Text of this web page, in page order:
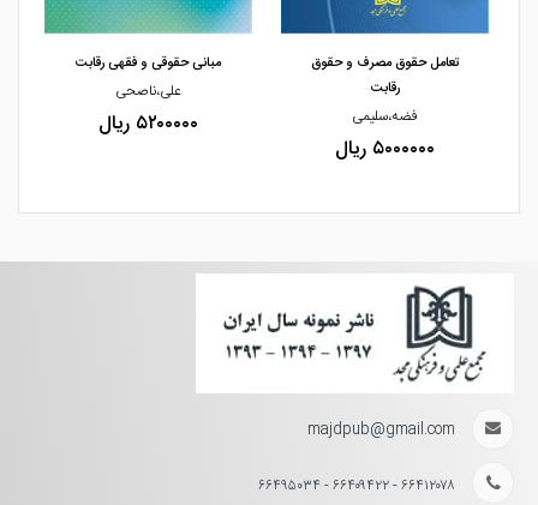
مشاهده و خرید مشاهده و خرید
تعامل حقوق مصرف و حقوق
رقابت
فضه،سلیمی
۵۰۰۰۰۰۰ ریال
مبانی حقوقی و فقهی رقابت
علی،ناصحی
۵۲۰۰۰۰۰ ریال
majdpub@gmail.com
۶۶۴۱۲۰۷۸ - ۶۶۴۰۹۴۲۲ - ۶۶۴۹۵۰۳۴